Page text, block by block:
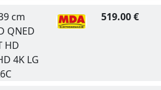
cm
QNED
HD
4K LG
519.00 €